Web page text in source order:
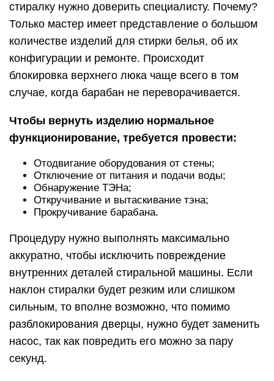
стиралку нужно доверить специалисту. Почему?
Только мастер имеет представление о большом
количестве изделий для стирки белья, об их
конфигурации и ремонте. Происходит
блокировка верхнего люка чаще всего в том
случае, когда барабан не переворачивается.
Чтобы вернуть изделию нормальное
функционирование, требуется провести:
Отодвигание оборудования от стены;
Отключение от питания и подачи воды;
Обнаружение ТЭНа;
Откручивание и вытаскивание тэна;
Прокручивание барабана.
Процедуру нужно выполнять максимально
аккуратно, чтобы исключить повреждение
внутренних деталей стиральной машины. Если
наклон стиралки будет резким или слишком
сильным, то вполне возможно, что помимо
разблокирования дверцы, нужно будет заменить
насос, так как повредить его можно за пару
секунд.